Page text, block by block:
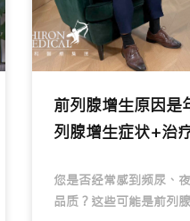
前列腺增生原因是
列腺增生症状+治
您是否经常感到频尿、
品质？这些可能是前列